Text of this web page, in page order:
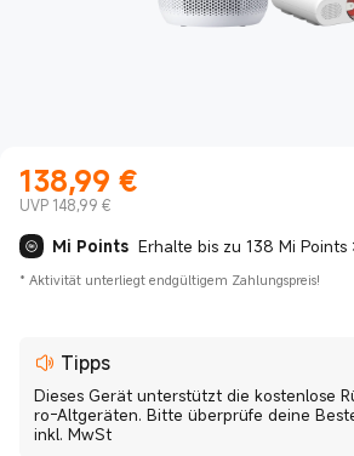
138,99 €
UVP 148,99 €
Mi Points Erhalte bis zu 138 Mi Points
* Aktivität unterliegt endgültigem Zahlungspreis!
Tipps
Dieses Gerät unterstützt die kostenlose
ro-Altgeräten. Bitte überprüfe deine
inkl. MwSt